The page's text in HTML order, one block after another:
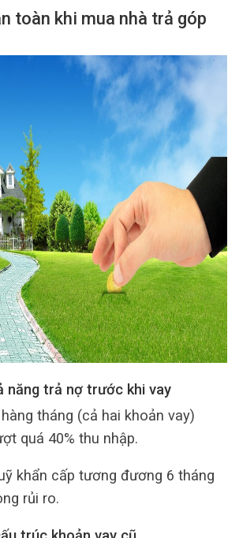
toàn khi mua nhà trả góp
năng trả nợ trước khi vay
tháng (cả hai khoản vay)
quá 40% thu nhập.
khẩn cấp tương đương 6 tháng
rủi ro.